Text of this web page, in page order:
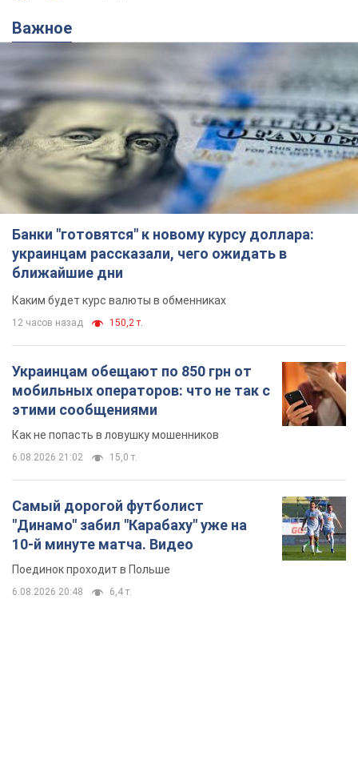
Банки "готовятся" к новому курсу доллара:
украинцам рассказали, чего ожидать в
ближайшие дни
Каким будет курс валюты в обменниках
12 часов назад 150,2 т.
Украинцам обещают по 850 грн от
мобильных операторов: что не так с
этими сообщениями
Как не попасть в ловушку мошенников
6.08.2026 21:02 15,0 т.
Самый дорогой футболист
"Динамо" забил "Карабаху" уже на
6.08.2026 20:48